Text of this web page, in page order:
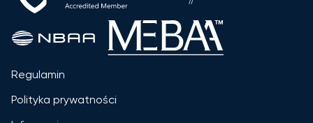
Regulamin
Polityka prywatności